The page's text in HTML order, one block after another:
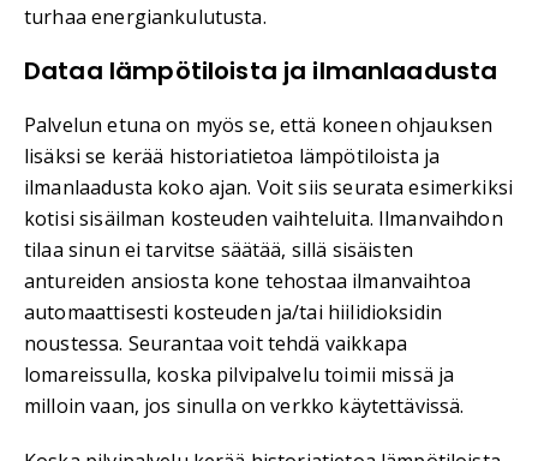
turhaa energiankulutusta.
Dataa lämpötiloista ja ilmanlaadusta
Palvelun etuna on myös se, että koneen ohjauksen
lisäksi se kerää historiatietoa lämpötiloista ja
ilmanlaadusta koko ajan. Voit siis seurata esimerkiksi
kotisi sisäilman kosteuden vaihteluita. Ilmanvaihdon
tilaa sinun ei tarvitse säätää, sillä sisäisten
antureiden ansiosta kone tehostaa ilmanvaihtoa
automaattisesti kosteuden ja/tai hiilidioksidin
noustessa. Seurantaa voit tehdä vaikkapa
lomareissulla, koska pilvipalvelu toimii missä ja
milloin vaan, jos sinulla on verkko käytettävissä.